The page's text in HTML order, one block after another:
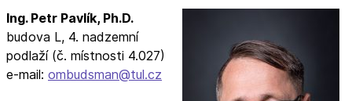
Ing. Petr Pavlík, Ph.D.
budova L, 4. nadzemní
podlaží (č. místnosti 4.027)
e-mail: ombudsman@tul.cz